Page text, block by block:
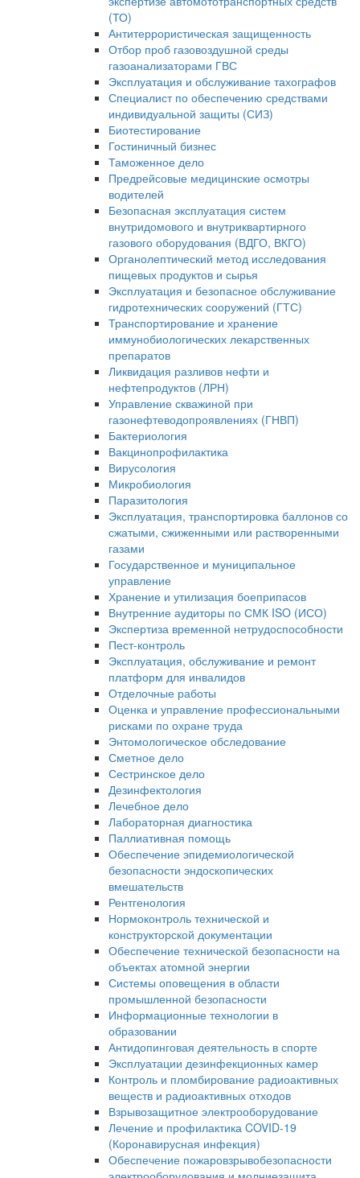
(ТО)
Антитеррористическая защищенность
Отбор проб газовоздушной среды
газоанализаторами ГВС
Эксплуатация и обслуживание тахографов
Специалист по обеспечению средствами
индивидуальной защиты (СИЗ)
Биотестирование
Гостиничный бизнес
Таможенное дело
Предрейсовые медицинские осмотры
водителей
Безопасная эксплуатация систем
внутридомового и внутриквартирного
газового оборудования (ВДГО, ВКГО)
Органолептический метод исследования
пищевых продуктов и сырья
Эксплуатация и безопасное обслуживание
гидротехнических сооружений (ГТС)
Транспортирование и хранение
иммунобиологических лекарственных
препаратов
Ликвидация разливов нефти и
нефтепродуктов (ЛРН)
Управление скважиной при
газонефтеводопроявлениях (ГНВП)
Бактериология
Вакцинопрофилактика
Вирусология
Микробиология
Паразитология
Эксплуатация, транспортировка баллонов со
сжатыми, сжиженными или растворенными
газами
Государственное и муниципальное
управление
Хранение и утилизация боеприпасов
Внутренние аудиторы по СМК ISO (ИСО)
Экспертиза временной нетрудоспособности
Пест-контроль
Эксплуатация, обслуживание и ремонт
платформ для инвалидов
Отделочные работы
Оценка и управление профессиональными
рисками по охране труда
Энтомологическое обследование
Сметное дело
Сестринское дело
Дезинфектология
Лечебное дело
Лабораторная диагностика
Паллиативная помощь
Обеспечение эпидемиологической
безопасности эндоскопических
вмешательств
Рентгенология
Нормоконтроль технической и
конструкторской документации
Обеспечение технической безопасности на
объектах атомной энергии
Системы оповещения в области
промышленной безопасности
Информационные технологии в
образовании
Антидопинговая деятельность в спорте
Эксплуатации дезинфекционных камер
Контроль и пломбирование радиоактивных
веществ и радиоактивных отходов
Взрывозащитное электрооборудование
Лечение и профилактика COVID-19
(Коронавирусная инфекция)
Обеспечение пожаровзрывобезопасности